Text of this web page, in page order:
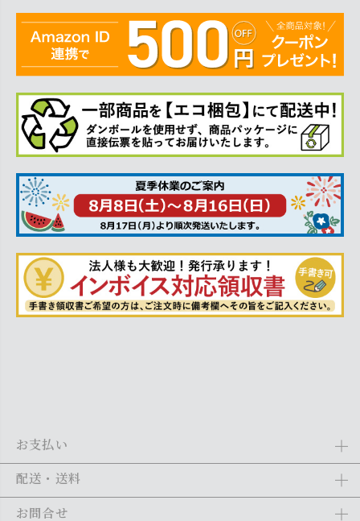
お支払い
Amazon Pay、クレジットカード、代金引換、あと払い(ペイディ)、銀
い。
配送・送料
全商品送料無料
お問合せ